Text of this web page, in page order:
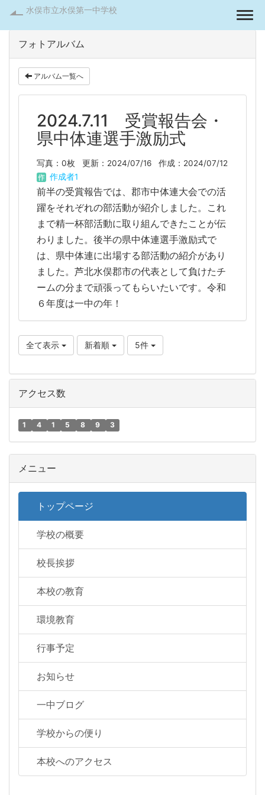
水俣市立水俣第一中学校
フォトアルバム
アルバム一覧へ
2024.7.11 受賞報告会・
県中体連選手激励式
写真：0枚 更新：2024/07/16
作成：2024/07/12
作成者1
前半の受賞報告では、郡市中体連大会での活
躍をそれぞれの部活動が紹介しました。これ
まで精一杯部活動に取り組んできたことが伝
わりました。後半の県中体連選手激励式で
は、県中体連に出場する部活動の紹介があり
ました。芦北水俣郡市の代表として負けたチ
ームの分まで頑張ってもらいたいです。令和
６年度は一中の年！
全て表示 新着順 5件
アクセス数
1 4 1 5 8 9 3
メニュー
トップページ
学校の概要
校長挨拶
本校の教育
環境教育
行事予定
お知らせ
一中ブログ
学校からの便り
本校へのアクセス